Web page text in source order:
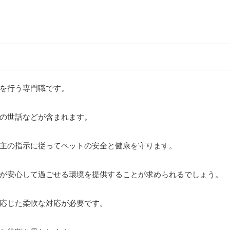
う専門職です。
話などが含まれます。
指示に従ってペットの安全と健康を守ります。
心して過ごせる環境を提供することが求められるでしょう。
た柔軟な対応が必要です。